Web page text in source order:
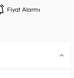
Fiyat Alarmı